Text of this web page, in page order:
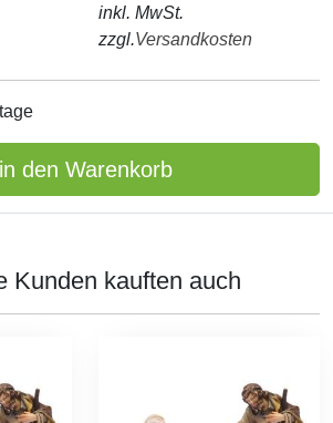
inkl. MwSt.
zzgl.Versandkosten
in den Warenkorb
Kunden kauften auch